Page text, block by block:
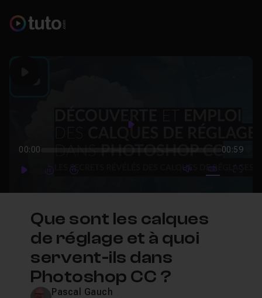
Play
00:00 00:59
PlayForwardForward mute video
Subtitles
Que sont les calques
de réglage et à quoi
servent-ils dans
Photoshop CC ?
Pascal Gauch